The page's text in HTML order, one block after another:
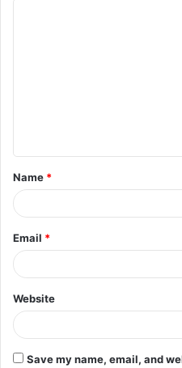
t
*
Name *
Email *
Website
Save my name, email, and